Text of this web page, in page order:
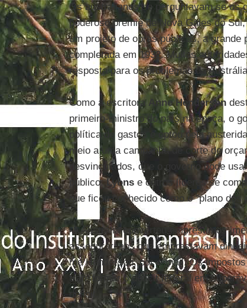
Os australianos se perguntavam se os
poderoso premiê de Nova Gales do
um projeto de obras públicas, a grande
completada em 1932. Muitas
resposta para os problemas da
Como a escritora Anne Henderson
primeiro-ministro do país na época, o
política de gastos e optou pela
meio a uma campanha de corte de
desvinculados, que o governo pode
público.Lyons e outros líderes se
que ficou conhecido como o "plano dos
"A Austrália converteu empréstimos
assegurar, aos que emprestavam
me Henderson, por e-mail. Os
transformar o déficit federal em
déficit.